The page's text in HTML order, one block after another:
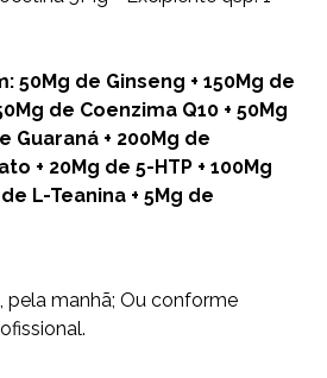
50Mg de Ginseng + 150Mg de
de Coenzima Q10 + 50Mg
Guaraná + 200Mg de
+ 20Mg de 5-HTP + 100Mg
L-Teanina + 5Mg de
pela manhã; Ou conforme